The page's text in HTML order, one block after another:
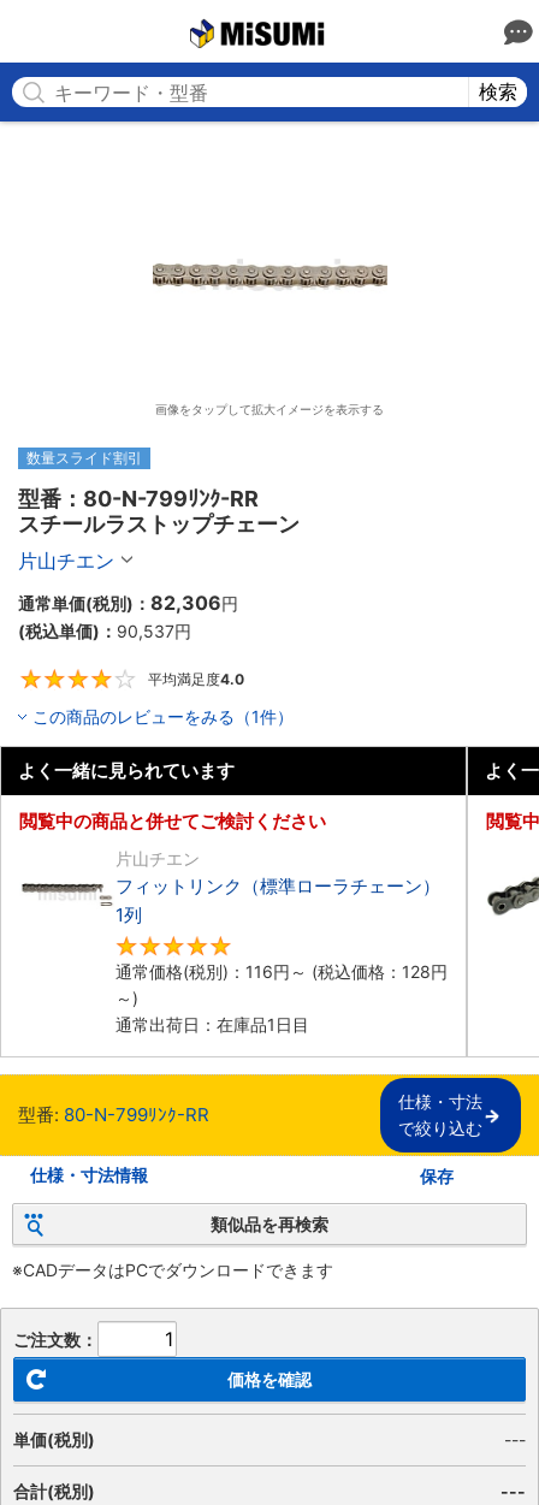
検索
画像をタップして拡大イメージを表示する
数量スライド割引
型番：80-N-799ﾘﾝｸ-RR
スチールラストップチェーン
片山チエン
通常単価(税別)： 82,306円
(税込単価)： 90,537円
平均満足度4.0
この商品のレビューをみる（1件）
よく一緒に見られています
閲覧中の商品と併せてご検討ください
片山チエン
フィットリンク（標準ローラチェーン）
1列
通常価格(税別)： 116円 ～ (税込価格： 128円
～)
通常出荷日：在庫品1日目
よく
閲覧
型番: 80-N-799ﾘﾝｸ-RR
仕様・寸法
で絞り込む
仕様・寸法情報 保存
類似品を再検索
※CADデータはPCでダウンロードできます
ご注文数：
価格を確認
単価(税別) ---
合計(税別)
---